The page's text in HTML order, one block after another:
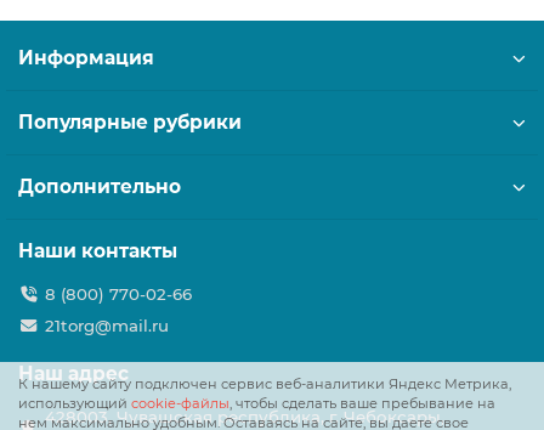
К нашему сайту подключен сервис веб-аналитики Яндекс Метрика,
использующий cookie-файлы, чтобы сделать ваше пребывание на
нем максимально удобным. Оставаясь на сайте, вы даете свое
Информация
Популярные рубрики
Дополнительно
Наши контакты
8 (800) 770-02-66
21torg@mail.ru
Наш адрес
428003, Чувашская республика, г. Чебоксары,